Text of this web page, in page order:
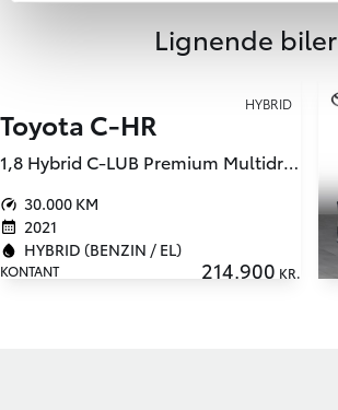
Lignende biler
HYBRID
Toyota C-HR
1,8 Hybrid C-LUB Premium Multidrive S 122HK 5d Aut.
30.000 KM
2021
HYBRID (BENZIN / EL)
KONTANT 214.900 KR.